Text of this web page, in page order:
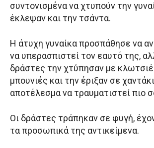
συντονισμένα να χτυπούν την
έκλεψαν και την τσάντα.
Η άτυχη γυναίκα προσπάθησε να
να υπερασπιστεί τον εαυτό της,
δράστες την χτύπησαν με
μπουνιές και την έριξαν σε
αποτέλεσμα να τραυματιστεί πιο
Οι δράστες τράπηκαν σε φυγή,
τα προσωπικά της αντικείμενα.